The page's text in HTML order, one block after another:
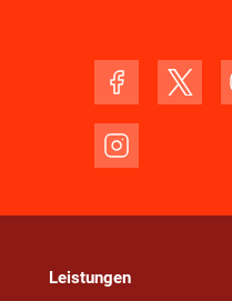
Leistungen